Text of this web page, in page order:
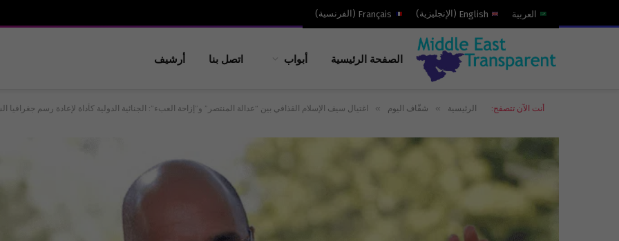
العربية English
( الإنجليزية)
Français
( الفرنسية)
الصفحة الرئيسية أبواب اتصل بنا أرشيف
أنت الآن تتصفح: الرئيسية » شفّاف اليوم » اغتيال سيف الإسلام القذافي بين “عدالة المنتصر” و”إزاحة العبء”: الجنائية الدولية كأداة لإعادة رسم جغرافيا